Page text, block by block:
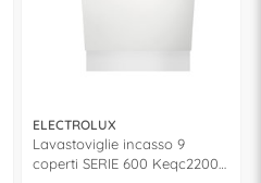
ELECTROLUX
Lavastoviglie incasso 9
coperti SERIE 600 Keqc2200L